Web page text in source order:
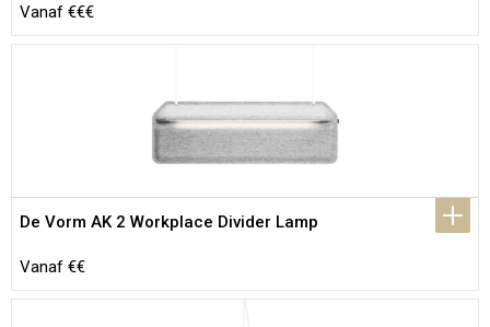
Vanaf €€€
De Vorm AK 2 Workplace Divider Lamp
Vanaf €€